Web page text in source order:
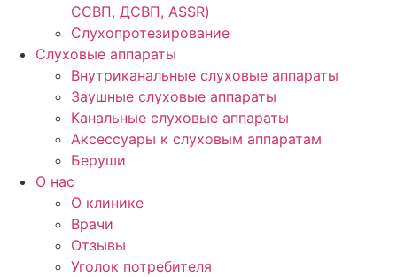
ССВП, ДСВП, ASSR)
Слухопротезирование
Слуховые аппараты
Внутриканальные слуховые аппараты
Заушные слуховые аппараты
Канальные слуховые аппараты
Аксессуары к слуховым аппаратам
Беруши
О нас
О клинике
Врачи
Отзывы
Уголок потребителя